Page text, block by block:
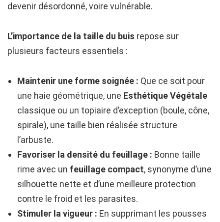
devenir désordonné, voire vulnérable.
L’importance de la taille du buis repose sur
plusieurs facteurs essentiels :
Maintenir une forme soignée : Que ce soit pour
une haie géométrique, une Esthétique Végétale
classique ou un topiaire d’exception (boule, cône,
spirale), une taille bien réalisée structure
l’arbuste.
Favoriser la densité du feuillage : Bonne taille
rime avec un feuillage compact, synonyme d’une
silhouette nette et d’une meilleure protection
contre le froid et les parasites.
Stimuler la vigueur : En supprimant les pousses